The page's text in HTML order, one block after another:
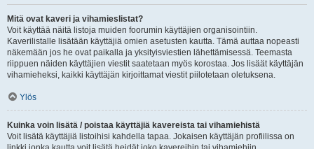
Mitä ovat kaveri ja vihamieslistat?
Voit käyttää näitä listoja muiden foorumin käyttäjien organisointiin.
Kaverilistalle lisätään käyttäjiä omien asetusten kautta. Tämä auttaa nopeasti
näkemään jos he ovat paikalla ja yksityisviestien lähettämisessä. Teemasta
riippuen näiden käyttäjien viestit saatetaan myös korostaa. Jos lisäät käyttäjän
vihamieheksi, kaikki käyttäjän kirjoittamat viestit piilotetaan oletuksena.
Ylös
Kuinka voin lisätä / poistaa käyttäjiä kavereista tai vihamiehistä
Voit lisätä käyttäjiä listoihisi kahdella tapaa. Jokaisen käyttäjän profiilissa on